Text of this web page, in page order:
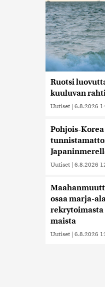
Ruotsi
kuuluvan
Uutiset | 6.8.2026
Pohjois-
Uutiset | 6.8.2026
osaa marja-
maista
Uutiset | 6.8.2026